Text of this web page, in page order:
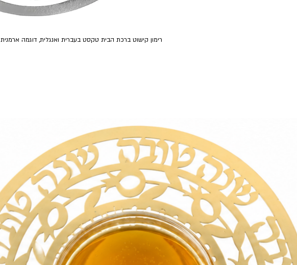
רימון קישוט ברכת הבית טקסט בעברית ואנגלית, דוגמה ארמנית